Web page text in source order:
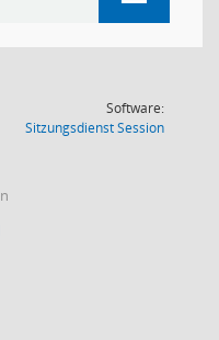
Software:
SitzungsdienstSession(Wird in